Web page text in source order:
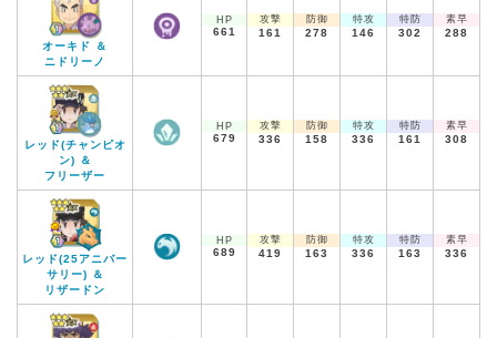
オーキド ＆
ニドリーノ
HP
661
攻撃
161
防御
278
特攻
146
特防
302
素早
288
レッド(チャンピオ
ン) ＆
フリーザー
HP
679
攻撃
336
防御
158
特攻
336
特防
161
素早
308
レッド(25アニバー
サリー) ＆
リザードン
HP
689
攻撃
419
防御
163
特攻
336
特防
163
素早
336